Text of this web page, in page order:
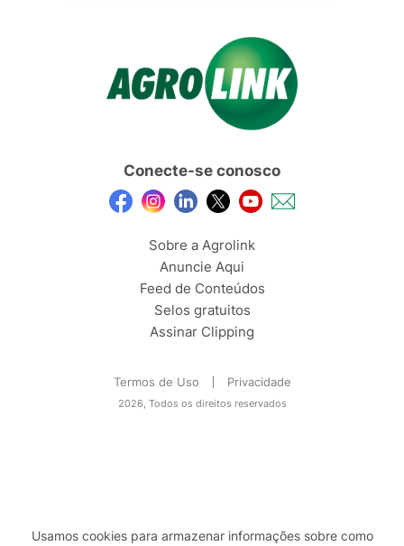
Conecte-se conosco
Sobre a Agrolink
Anuncie Aqui
Feed de Conteúdos
Selos gratuitos
Assinar Clipping
Termos de Uso Privacidade
2026, Todos os direitos reservados
Usamos cookies para armazenar informações sobre como